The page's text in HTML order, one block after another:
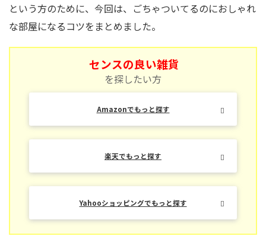
という方のために、今回は、ごちゃついてるのにおしゃれ
な部屋になるコツをまとめました。
センスの良い雑貨
を探したい方
Amazonでもっと探す
楽天でもっと探す
Yahooショッピングでもっと探す